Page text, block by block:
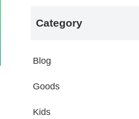
Category
Blog
Goods
Kids